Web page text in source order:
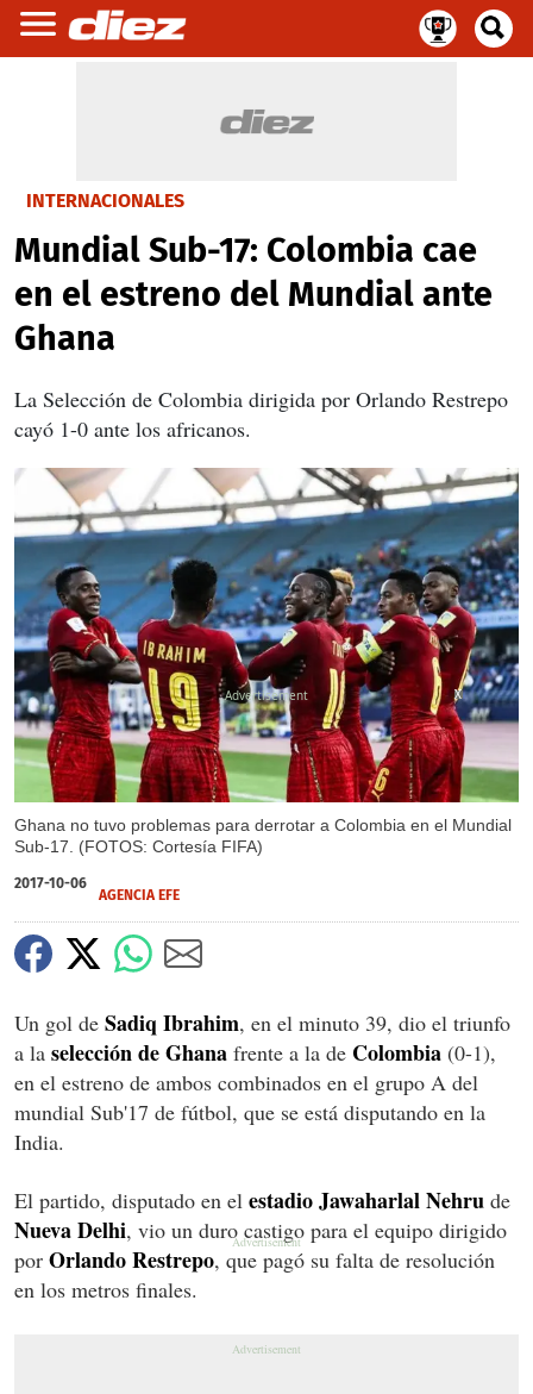
INTERNACIONALES
Mundial Sub-17: Colombia cae
en el estreno del Mundial ante
Ghana
La Selección de Colombia dirigida por Orlando Restrepo
cayó 1-0 ante los africanos.
Ghana no tuvo problemas para derrotar a Colombia en el Mundial
Sub-17. (FOTOS: Cortesía FIFA)
X
X
2017-10-06
AGENCIA EFE
Un gol de Sadiq Ibrahim, en el minuto 39, dio el triunfo
a la selección de Ghana frente a la de Colombia (0-1),
en el estreno de ambos combinados en el grupo A del
mundial Sub'17 de fútbol, que se está disputando en la
India.
El partido, disputado en el estadio Jawaharlal Nehru de
Nueva Delhi, vio un duro castigo para el equipo dirigido
por Orlando Restrepo, que pagó su falta de resolución
en los metros finales.